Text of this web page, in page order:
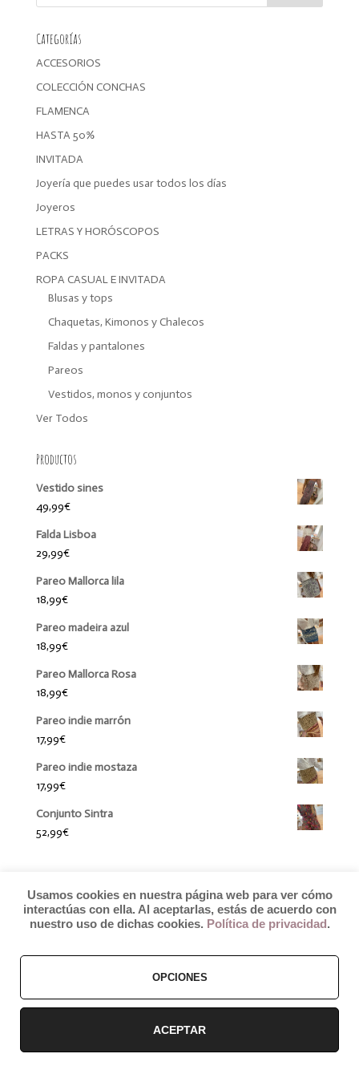
Categorías
ACCESORIOS
COLECCIÓN CONCHAS
FLAMENCA
HASTA 50%
INVITADA
Joyería que puedes usar todos los días
Joyeros
LETRAS Y HORÓSCOPOS
PACKS
ROPA CASUAL E INVITADA
Blusas y tops
Chaquetas, Kimonos y Chalecos
Faldas y pantalones
Pareos
Vestidos, monos y conjuntos
Ver Todos
Productos
Vestido sines
49,99€
Falda Lisboa
29,99€
Pareo Mallorca lila
18,99€
Pareo madeira azul
18,99€
Pareo Mallorca Rosa
18,99€
Pareo indie marrón
17,99€
Pareo indie mostaza
17,99€
Conjunto Sintra
52,99€
© 2019 by Débora Colette
Términos y Condiciones Cambios y Devoluciones
Usamos cookies en nuestra página web para ver cómo
interactúas con ella. Al aceptarlas, estás de acuerdo con
nuestro uso de dichas cookies. Política de privacidad .
OPCIONES
ACEPTAR